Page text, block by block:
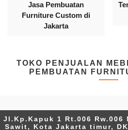
Jasa Pembuatan
Furniture Custom di
Jakarta
TOKO PENJUALAN
PEMBUATAN
Jl.Kp.Kapuk 1 Rt.006 Rw.006
Sawit, Kota Jakarta timur,